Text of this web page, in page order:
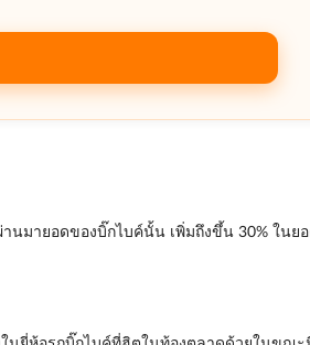
นมายอดของบิ๊กไบค์นั้น เพิ่มถึงขึ้น 30% ในย